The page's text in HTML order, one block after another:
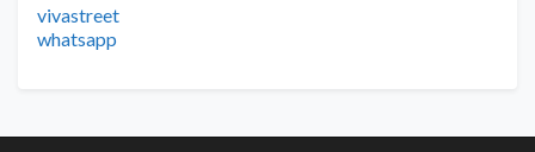
vivastreet
whatsapp